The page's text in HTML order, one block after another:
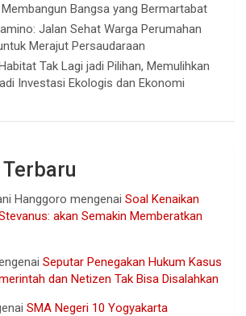
Bangsa yang Bermartabat
Jalan Sehat Warga Perumahan
Merajut Persaudaraan
Tak Lagi jadi Pilihan, Memulihkan
Investasi Ekologis dan Ekonomi
Hanggoro mengenai Soal Kenaikan
akan Semakin Memberatkan
Seputar Penegakan Hukum Kasus
dan Netizen Tak Bisa Disalahkan
SMA Negeri 10 Yogyakarta